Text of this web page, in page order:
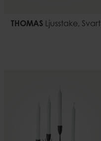
THOMASLjusstake, Svart